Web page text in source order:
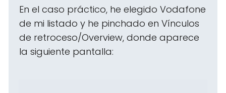
En el caso práctico, he elegido Vodafone
de mi listado y he pinchado en Vínculos
de retroceso/Overview, donde aparece
la siguiente pantalla: